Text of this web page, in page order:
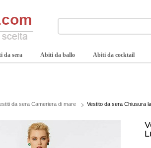
da sera Abiti da ballo Abiti da cocktail
da sera Cameriera di mare Vestito da sera Chiusura